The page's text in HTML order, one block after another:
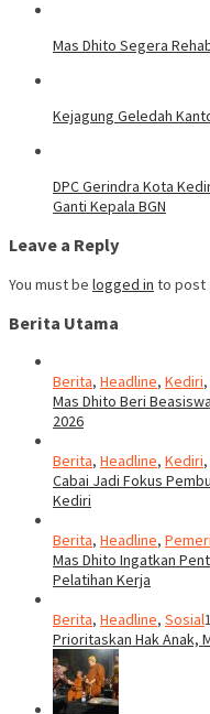
Mas Dhito Segera
Kejagung Geledah
DPC Gerindra Kota
Ganti Kepala BGN
Leave a Reply
You must be logged in to post
Berita Utama
Berita, Headline, Kediri,
Mas Dhito Beri
2026
Berita, Headline, Kediri,
Cabai Jadi Fokus
Kediri
Berita, Headline,
Mas Dhito Ingatkan
Pelatihan Kerja
Berita, Headline, Sosial
Prioritaskan Hak Anak,